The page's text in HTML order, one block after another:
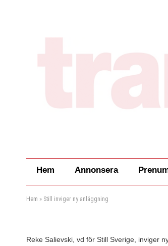
Hem Annonsera
Hem » Still inviger ny anläggning
Reke Salievski, vd för Still Sverige, inviger